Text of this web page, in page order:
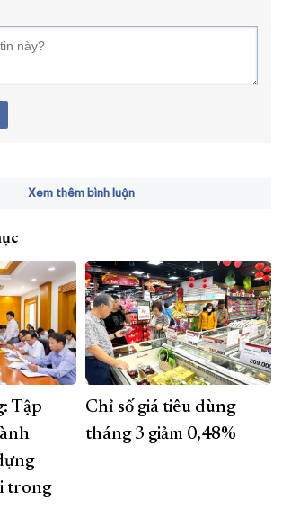
Xem thêm bình luận
Tập
trong
Chỉ số giá tiêu dùng
tháng 3 giảm 0,48%